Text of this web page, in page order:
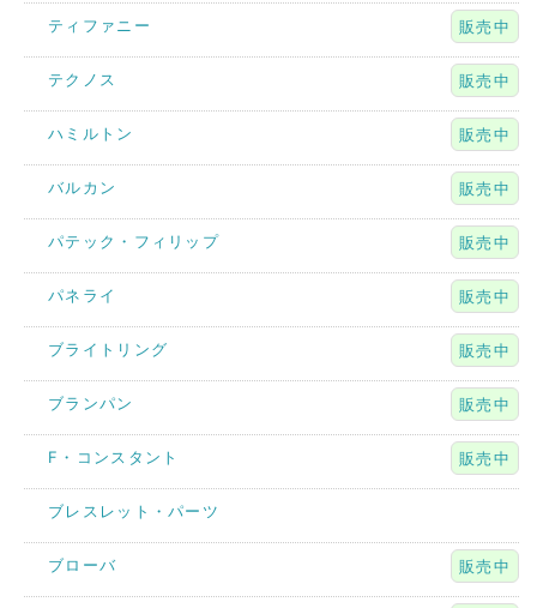
ティファニー 販売中
テクノス 販売中
ハミルトン 販売中
バルカン 販売中
パテック・フィリップ 販売中
パネライ 販売中
ブライトリング 販売中
ブランパン 販売中
F・コンスタント 販売中
ブレスレット・パーツ
ブローバ 販売中